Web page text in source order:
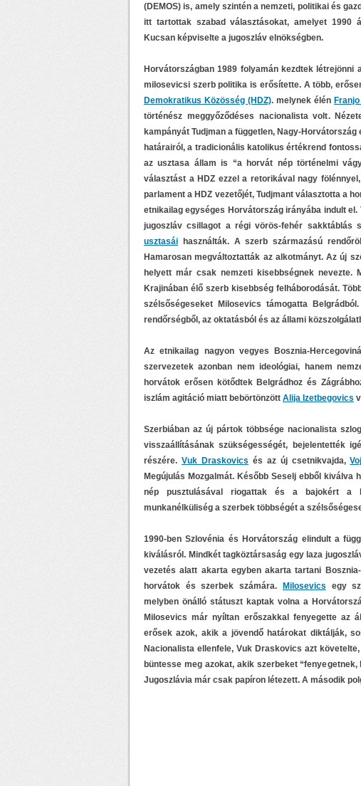
(DEMOS) is, amely szintén a nemzeti, politikai és
itt tartottak szabad választásokat, amelyet 1990
Kucsan képviselte a jugoszláv elnökségben.
Horvátországban 1989 folyamán kezdtek
milosevicsi szerb politika is erősítette. A több,
Demokratikus Közösség (HDZ). melynek élén
történész meggyőződéses nacionalista volt.
kampányát Tudjman a független, Nagy-
határairól, a tradicionális katolikus értékrend
az usztasa állam is “a horvát nép történelmi
választást a HDZ ezzel a retorikával nagy
parlament a HDZ vezetőjét, Tudjmant választotta a
etnikailag egységes Horvátország irányába indult
jugoszláv csillagot a régi vörös-fehér sakktáblás
usztasái használták. A szerb származású
Hamarosan megváltoztatták az alkotmányt. Az új
helyett már csak nemzeti kisebbségnek nevezte.
Krajinában élő szerb kisebbség felháborodását.
szélsőségeseket Milosevics támogatta
rendőrségből, az oktatásból és az állami
Az etnikailag nagyon vegyes Bosznia-
szervezetek azonban nem ideológiai, hanem
horvátok erősen kötődtek Belgrádhoz és
iszlám agitáció miatt bebörtönzött Alija Izetbegovics
Szerbiában az új pártok többsége nacionalista
visszaállításának szükségességét, bejelentették
részére. Vuk Draskovics és az új csetnikvajda,
Megújulás Mozgalmát. Később Seselj ebből
nép pusztulásával riogattak és a bajokért a
munkanélküliség a szerbek többségét a
1990-ben Szlovénia és Horvátország elindult a
kiválásról. Mindkét tagköztársaság egy laza
vezetés alatt akarta egyben akarta tartani
horvátok és szerbek számára.
Milosevics egy
melyben önálló státuszt kaptak volna a
Milosevics már nyíltan erőszakkal fenyegette az
erősek azok, akik a jövendő határokat diktálják,
Nacionalista ellenfele, Vuk Draskovics azt
büntesse meg azokat, akik szerbeket
Jugoszlávia már csak papíron létezett. A második